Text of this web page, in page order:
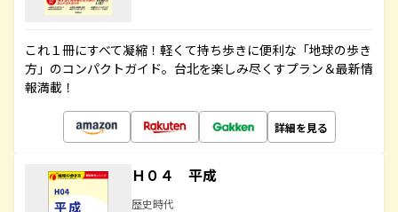
これ１冊にすべて凝縮！軽くて持ち歩きに便利な「地球の歩き
方」のコンパクトガイド。台北を楽しみ尽くすプラン＆最新情
報満載！
詳細を見る
Ｈ０４ 平成
歴史時代